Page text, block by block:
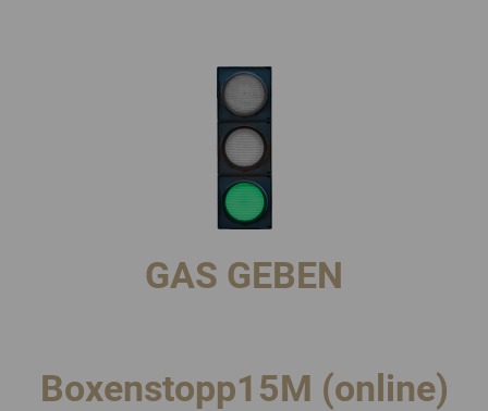
GAS GEBEN
Boxenstopp15M (online)